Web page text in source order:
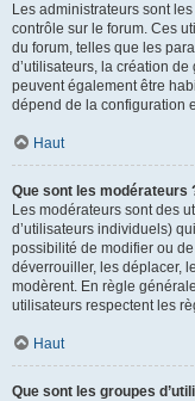
Les administrateurs sont
contrôle sur le forum. Ces
du forum, telles que les
d’utilisateurs, la création
peuvent également être
dépend de la configuration
Haut
Que sont les modérateurs
Les modérateurs sont des
d’utilisateurs individuels)
possibilité de modifier ou
déverrouiller, les déplacer,
modèrent. En règle
utilisateurs respectent les
Haut
Que sont les groupes